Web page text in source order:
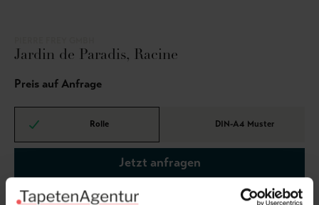
Jardin de Paradis, Racine
Preis auf Anfrage
Rolle DIN-A4 Muster
Jetzt anfragen